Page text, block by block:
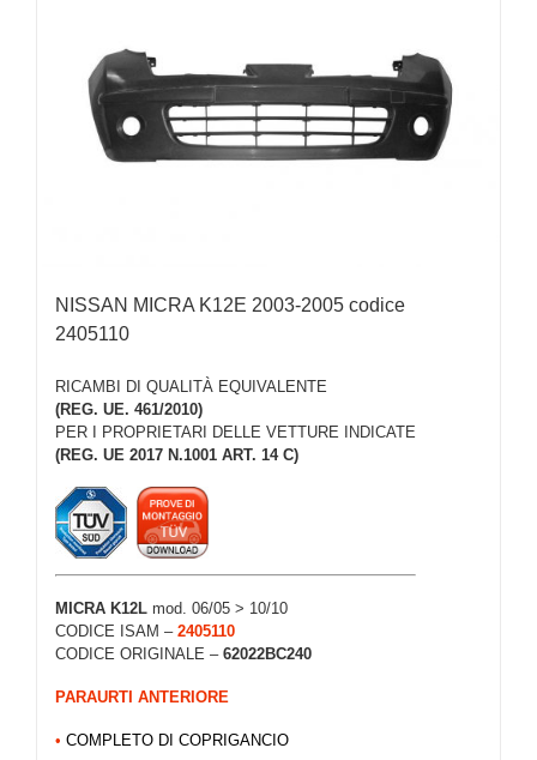
NISSAN MICRA K12E 2003-2005 codice
2405110
RICAMBI DI QUALITÀ EQUIVALENTE
(REG. UE. 461/2010)
PER I PROPRIETARI DELLE VETTURE INDICATE
(REG. UE 2017 N.1001 ART. 14 C)
MICRA K12L mod. 06/05 > 10/10
CODICE ISAM – 2405110
CODICE ORIGINALE – 62022BC240
PARAURTI ANTERIORE
• COMPLETO DI COPRIGANCIO